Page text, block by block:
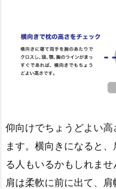
仰向けでちょうどよい
ます。横向きになると
る人もいるかもしれま
肩は柔軟に前に出て、